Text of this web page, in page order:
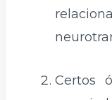
Certos